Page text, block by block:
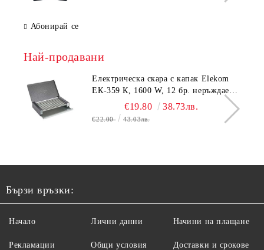
Абонирай се
Най-продавани
Електрическа скара с капак Elekom
ЕК-359 К, 1600 W, 12 бр. неръждаеми
тръбни нагревятеля
€19.80 38.73лв.
€22.00 43.03лв.
Бързи връзки:
Начало
Рекламации
Лични данни
Общи условия
Начини на плащане
Доставки и срокове